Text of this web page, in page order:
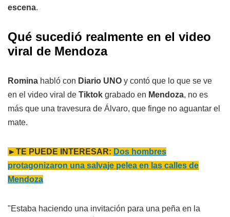
escena.
Qué sucedió realmente en el video
viral de Mendoza
Romina habló con Diario UNO y contó que lo que se ve
en el video viral de Tiktok grabado en Mendoza, no es
más que una travesura de Álvaro, que finge no aguantar el
mate.
►TE PUEDE INTERESAR: Dos hombres
protagonizaron una salvaje pelea en las calles de
Mendoza
"Estaba haciendo una invitación para una peña en la